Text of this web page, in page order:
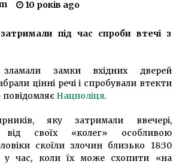
6 років ago
Україна отримала позитивні сигнали щодо
знаходиться у світових лідерах з
використання секонд-хенду
6 років ago
визнав ВДНГ у Києві пам’яткою
значення
10 років ago
під час спроби втечі з
зламали замки вхідних дверей
цінні речі і спробували втекти
повідомляє Нацполіця.
яку затримали ввечері,
від своїх «колег» особливою
скоїли злочин близько 18:30
у час, коли їх може схопити «на